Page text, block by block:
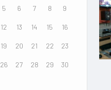
5 6 7 8 9
12 13 14 15 16
19 20 21 22 23
26 27 28 29 30